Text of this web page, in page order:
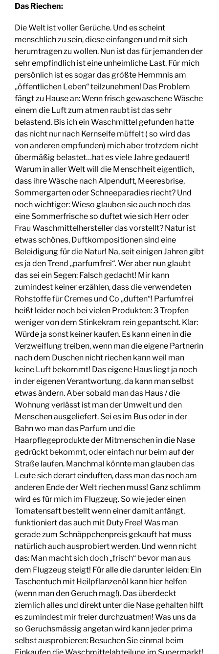
Das Riechen:
Die Welt ist voller Gerüche. Und es scheint
menschlich zu sein, diese einfangen und mit sich
herumtragen zu wollen. Nun ist das für jemanden der
sehr empfindlich ist eine unheimliche Last. Für mich
persönlich ist es sogar das größte Hemmnis am
„öffentlichen Leben“ teilzunehmen! Das Problem
fängt zu Hause an: Wenn frisch gewaschene Wäsche
einem die Luft zum atmen raubt ist das sehr
belastend. Bis ich ein Waschmittel gefunden hatte
das nicht nur nach Kernseife müffelt ( so wird das
von anderen empfunden) mich aber trotzdem nicht
übermäßig belastet…hat es viele Jahre gedauert!
Warum in aller Welt will die Menschheit eigentlich,
dass ihre Wäsche nach Alpenduft, Meeresbrise,
Sommergarten oder Schneeparadies riecht? Und
noch wichtiger: Wieso glauben sie auch noch das
eine Sommerfrische so duftet wie sich Herr oder
Frau Waschmittelhersteller das vorstellt? Natur ist
etwas schönes, Duftkompositionen sind eine
Beleidigung für die Natur! Na, seit einigen Jahren gibt
es ja den Trend „parfumfrei“. Wer aber nun glaubt
das sei ein Segen: Falsch gedacht! Mir kann
zumindest keiner erzählen, dass die verwendeten
Rohstoffe für Cremes und Co „duften“! Parfumfrei
heißt leider noch bei vielen Produkten: 3 Tropfen
weniger von dem Stinkekram rein gepantscht. Klar:
Würde ja sonst keiner kaufen. Es kann einen in die
Verzweiflung treiben, wenn man die eigene Partnerin
nach dem Duschen nicht riechen kann weil man
keine Luft bekommt! Das eigene Haus liegt ja noch
in der eigenen Verantwortung, da kann man selbst
etwas ändern. Aber sobald man das Haus / die
Wohnung verlässt ist man der Umwelt und den
Menschen ausgeliefert. Sei es im Bus oder in der
Bahn wo man das Parfum und die
Haarpflegeprodukte der Mitmenschen in die Nase
gedrückt bekommt, oder einfach nur beim auf der
Straße laufen. Manchmal könnte man glauben das
Leute sich derart einduften, dass man das noch am
anderen Ende der Welt riechen muss! Ganz schlimm
wird es für mich im Flugzeug. So wie jeder einen
Tomatensaft bestellt wenn einer damit anfängt,
funktioniert das auch mit Duty Free! Was man
gerade zum Schnäppchenpreis gekauft hat muss
natürlich auch ausprobiert werden. Und wenn nicht
das: Man macht sich doch „frisch“ bevor man aus
dem Flugzeug steigt! Für alle die darunter leiden: Ein
Taschentuch mit Heilpflanzenöl kann hier helfen
(wenn man den Geruch mag!). Das überdeckt
ziemlich alles und direkt unter die Nase gehalten hilft
es zumindest mir freier durchzuatmen! Was uns da
so Geruchsmässig angetan wird kann jeder prima
selbst ausprobieren: Besuchen Sie einmal beim
Einkaufen die Waschmittelabteilung im Supermarkt!